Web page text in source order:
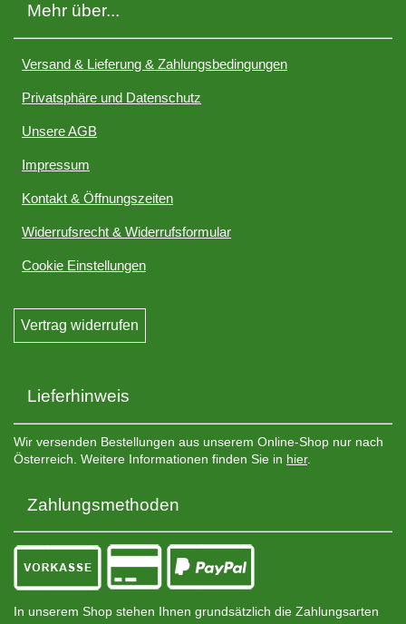
Mehr über...
Versand & Lieferung & Zahlungsbedingungen
Privatsphäre und Datenschutz
Unsere AGB
Impressum
Kontakt & Öffnungszeiten
Widerrufsrecht & Widerrufsformular
Cookie Einstellungen
Vertrag widerrufen
Lieferhinweis
Wir versenden Bestellungen aus unserem Online-Shop nur nach
Österreich. Weitere Informationen finden Sie in hier.
Zahlungsmethoden
In unserem Shop stehen Ihnen grundsätzlich die Zahlungsarten